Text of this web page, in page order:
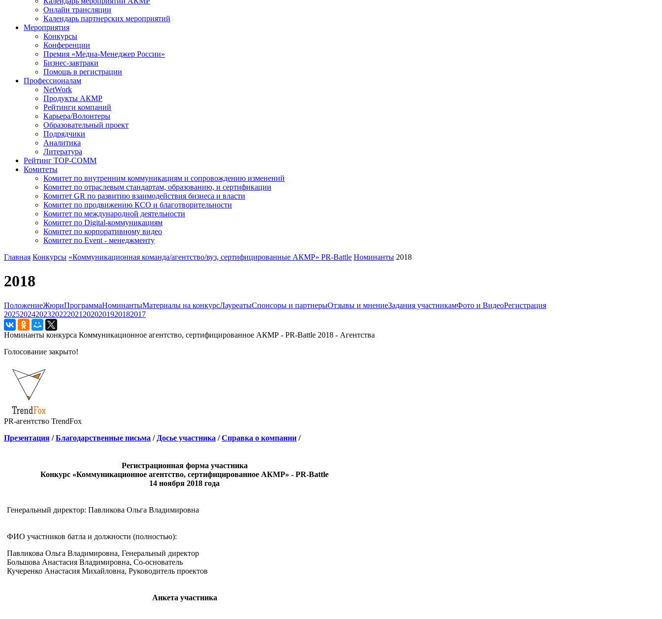
Онлайн трансляции
Календарь партнерских мероприятий
Мероприятия
Конкурсы
Конференции
Премия «Медиа-Менеджер России»
Бизнес-завтраки
Помощь в регистрации
Профессионалам
NetWork
Продукты АКМР
Рейтинги компаний
Карьера/Волонтеры
Образовательный проект
Подрядчики
Аналитика
Литература
Рейтинг TOP-COMM
Комитеты
Комитет по внутренним коммуникациям и сопровождению изменений
Комитет по отраслевым стандартам, образованию, и сертификации
Комитет GR по развитию взаимодействия бизнеса и власти
Комитет по продвижению КСО и благотворительности
Комитет по международной деятельности
Комитет по Digital-коммуникациям
Комитет по корпоративному видео
Комитет по Event - менеджменту
Главная Конкурсы «Коммуникационная команда/агентство/вуз, сертифицированные АКМР» PR-Battle Номинанты 2018
2018
ПоложениеЖюриПрограммаНоминантыМатериалы на конкурсЛауреатыСпонсоры и партнерыОтзывы и мнениеЗадания участникамФото и ВидеоРегистрация
20252024202320222021 2020201920182017
Номинанты конкурса Коммуникационное агентство, сертифицированное АКМР - PR-Battle 2018 - Агентства
Голосование закрыто!
PR-агентство TrendFox
Презентация /Благодарственные письма / Досье участника /Cправка о компании /
Регистрационная форма участника
Конкурс «Коммуникационное агентство, сертифицированное АКМР» - PR-Battle
14 ноября 2018 года
Генеральный директор: Павликова Ольга Владимировна
ФИО участников батла и должности (полностью):
Павликова Ольга Владимировна, Генеральный директор
Большова Анастасия Владимировна, Со-основатель
Кучеренко Анастасия Михайловна, Руководитель проектов
Анкета участника